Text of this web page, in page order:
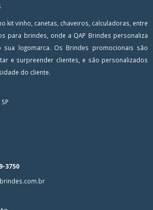
kit vinho, canetas, chaveiros, calculadoras, entre
para brindes, onde a QAP Brindes personaliza
sua logomarca. Os Brindes promocionais são
e surpreender clientes, e são personalizados
do cliente.
3750